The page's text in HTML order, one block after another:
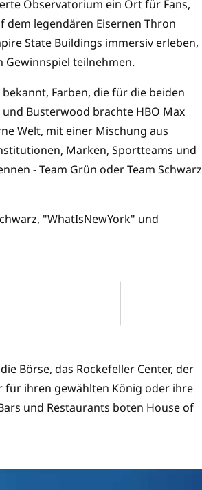
Observatorium ein Ort für Fans,
dem legendären Eisernen Thron
State Buildings immersiv erleben,
teilnehmen.
Farben, die für die beiden
Busterwood brachte HBO Max
Welt, mit einer Mischung aus
Marken, Sportteams und
- Team Grün oder Team Schwarz
"WhatIsNewYork" und
Börse, das Rockefeller Center, der
für ihren gewählten König oder ihre
und Restaurants boten House of